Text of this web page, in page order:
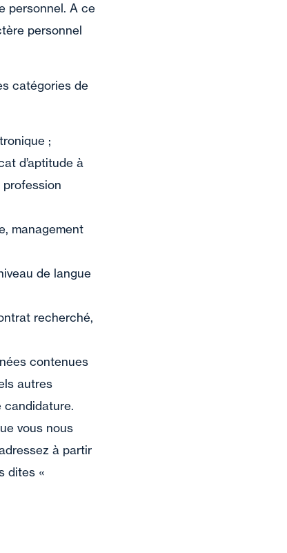
personnel. A ce
personnel
catégories de
;
d’aptitude à
profession
management
de langue
recherché,
contenues
autres
candidature.
vous nous
à partir
dites «